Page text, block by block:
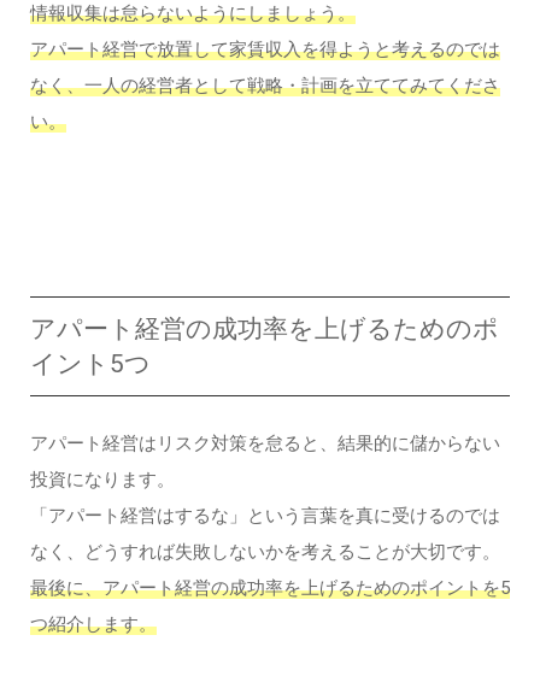
情報収集は怠らないようにしましょう。
アパート経営で放置して家賃収入を得ようと考えるのでは
なく、一人の経営者として戦略・計画を立ててみてくださ
い。
アパート経営の成功率を上げるためのポ
イント5つ
アパート経営はリスク対策を怠ると、結果的に儲からない
投資になります。
「アパート経営はするな」という言葉を真に受けるのでは
なく、どうすれば失敗しないかを考えることが大切です。
最後に、アパート経営の成功率を上げるためのポイントを5
つ紹介します。